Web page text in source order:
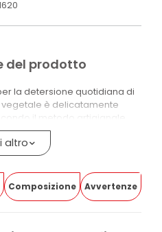
del prodotto
la detersione quotidiana di
è delicatamente
il metodo artigianale
l’igiene di tutta la famiglia.
Olio di Argan dalle proprietà
è testata in laboratorio.
ingredienti di origine naturale
altro
Composizione Avvertenze